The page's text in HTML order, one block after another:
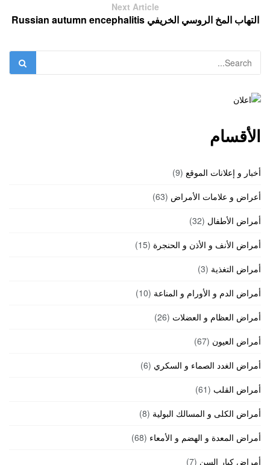
Next Article
التهاب المخ الروسي الخريفي Russian autumn encephalitis
الأقسام
أخبار و إعلانات الموقع (9)
أعراض و علامات الأمراض (63)
أمراض الأطفال (32)
أمراض الأنف و الأذن و الحنجرة (15)
أمراض التغذية (3)
أمراض الدم و الأورام و المناعة (10)
أمراض العظام و العضلات (26)
أمراض العيون (67)
أمراض الغدد الصماء و السكري (6)
أمراض القلب (61)
أمراض الكلى و المسالك البولية (8)
أمراض المعدة و الهضم و الأمعاء (68)
أمراض كبار السن (7)